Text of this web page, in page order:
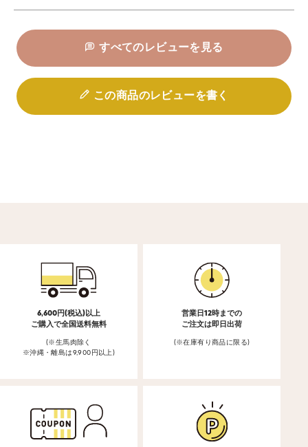
すべてのレビューを見る
この商品のレビューを書く
6,600円(税込)以上
ご購入で全国送料無料
(※生馬肉除く
※沖縄・離島は9,900円以上)
営業日12時までの
ご注文は即日出荷
(※在庫有り商品に限る)